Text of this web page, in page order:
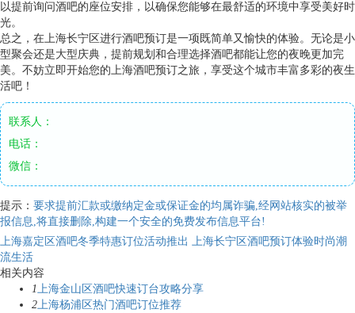
以提前询问酒吧的座位安排，以确保您能够在最舒适的环境中享受美好时
光。
总之，在上海长宁区进行酒吧预订是一项既简单又愉快的体验。无论是小
型聚会还是大型庆典，提前规划和合理选择酒吧都能让您的夜晚更加完
美。不妨立即开始您的上海酒吧预订之旅，享受这个城市丰富多彩的夜生
活吧！
联系人：
电话：
微信：
提示： 要求提前汇款或缴纳定金或保证金的均属诈骗,经网站核实的被举
报信息,将直接删除,构建一个安全的免费发布信息平台!
上海嘉定区酒吧冬季特惠订位活动推出 上海长宁区酒吧预订体验时尚潮
流生活
相关内容
1上海金山区酒吧快速订台攻略分享
2上海杨浦区热门酒吧订位推荐